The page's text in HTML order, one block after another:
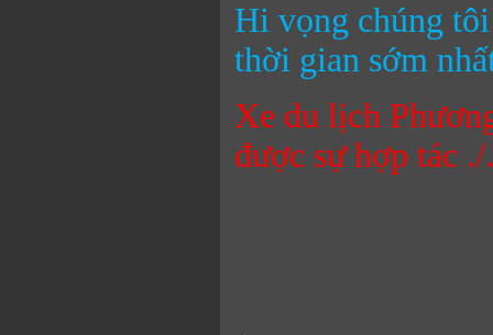
Hi vọng chúng
thời gian sớm
Xe du lịch
được sự hợp tác ./.